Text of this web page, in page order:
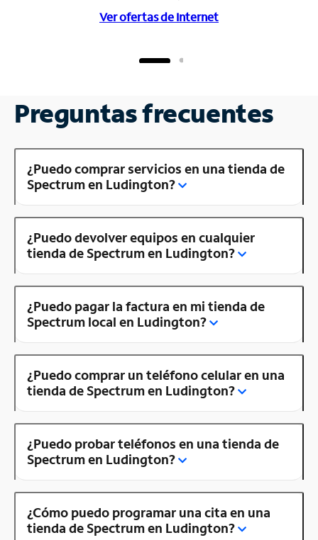
Ver ofertas de Internet
Preguntas frecuentes
¿Puedo comprar servicios en una tienda de
Spectrum en Ludington?
¿Puedo devolver equipos en cualquier
tienda de Spectrum en Ludington?
¿Puedo pagar la factura en mi tienda de
Spectrum local en Ludington?
¿Puedo comprar un teléfono celular en una
tienda de Spectrum en Ludington?
¿Puedo probar teléfonos en una tienda de
Spectrum en Ludington?
¿Cómo puedo programar una cita en una
tienda de Spectrum en Ludington?